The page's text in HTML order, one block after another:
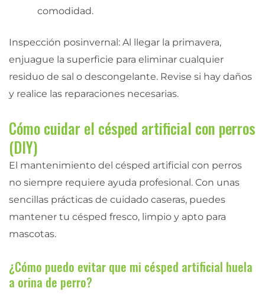
comodidad.
Inspección posinvernal: Al llegar la primavera,
enjuague la superficie para eliminar cualquier
residuo de sal o descongelante. Revise si hay daños
y realice las reparaciones necesarias.
Cómo cuidar el césped artificial con perros
(DIY)
El mantenimiento del césped artificial con perros
no siempre requiere ayuda profesional. Con unas
sencillas prácticas de cuidado caseras, puedes
mantener tu césped fresco, limpio y apto para
mascotas.
¿Cómo puedo evitar que mi césped artificial huela
a orina de perro?